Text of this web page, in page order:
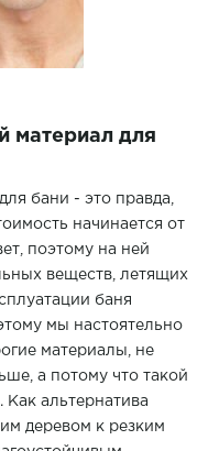
материал для
бани - это правда,
начинается от
поэтому на ней
веществ, летящих
баня
мы настоятельно
материалы, не
а потому что такой
альтернатива
деревом к резким